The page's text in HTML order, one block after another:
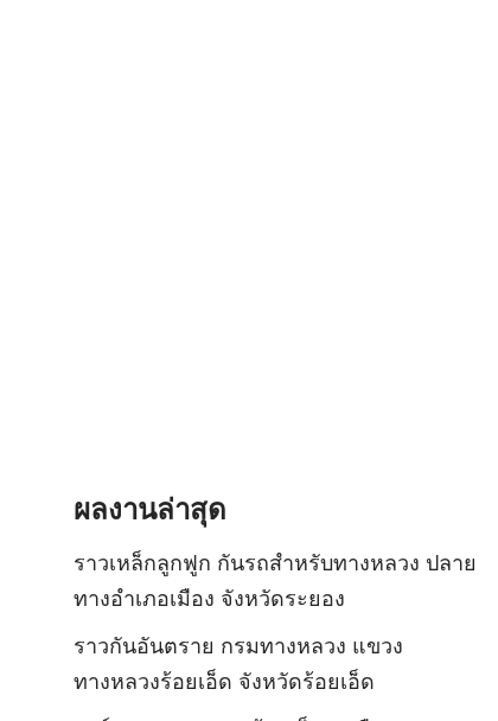
ผลงานล่าสุด
ราวเหล็กลูกฟูก กันรถสําหรับทางหลวง ปลาย
ทางอำเภอเมือง จังหวัดระยอง
ราวกันอันตราย กรมทางหลวง แขวง
ทางหลวงร้อยเอ็ด จังหวัดร้อยเอ็ด